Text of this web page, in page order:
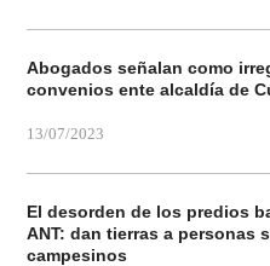
Abogados señalan como
convenios ente alcaldía de
13/07/2023
El desorden de los predios
ANT: dan tierras a personas
campesinos